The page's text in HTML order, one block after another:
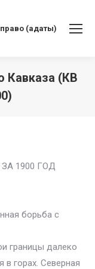
(адаты)
Кавказа (КВ
1900 ГОД
борьба с
границы далеко
в горах. Северная